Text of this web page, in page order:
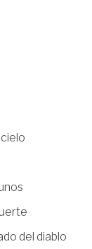
del diablo